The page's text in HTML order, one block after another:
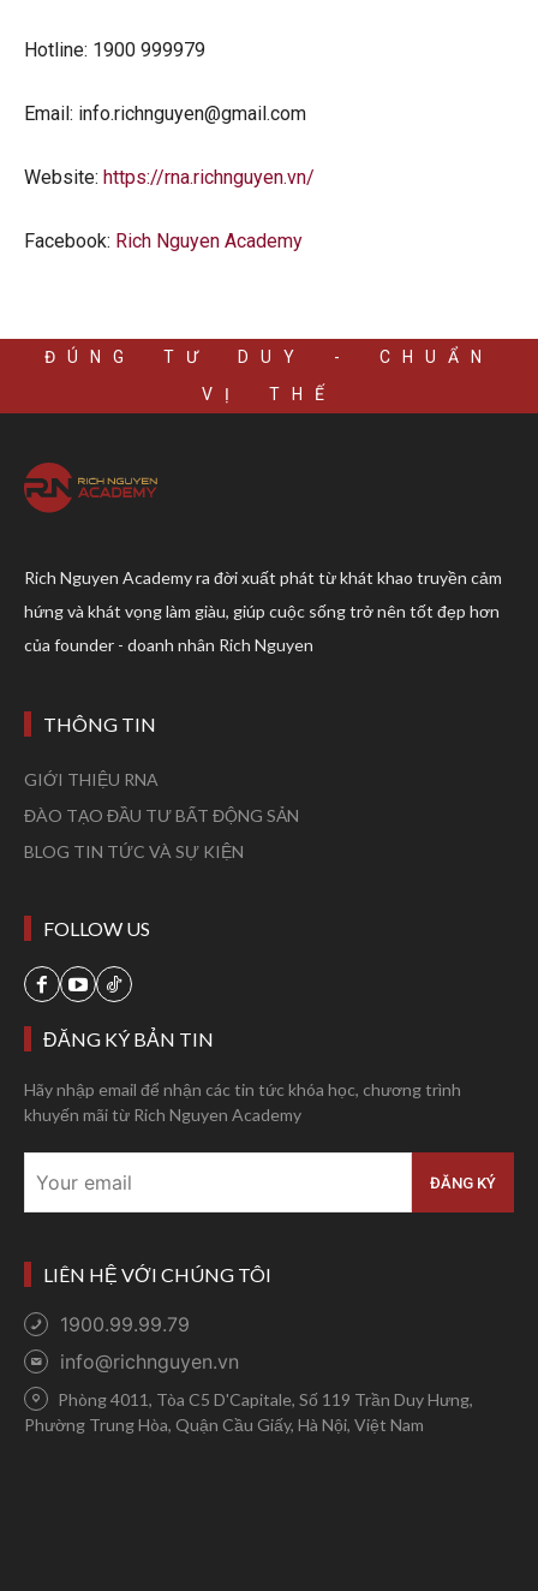
Hotline: 1900 999979
Email: info.richnguyen@gmail.com
Website: https://rna.richnguyen.vn/
Facebook: Rich Nguyen Academy
ĐÚNG TƯ DUY - CHUẨN
VỊ THẾ
Rich Nguyen Academy ra đời xuất phát từ khát khao truyền cảm
hứng và khát vọng làm giàu, giúp cuộc sống trở nên tốt đẹp hơn
của founder - doanh nhân Rich Nguyen
THÔNG TIN
GIỚI THIỆU RNA
ĐÀO TẠO ĐẦU TƯ BẤT ĐỘNG SẢN
BLOG TIN TỨC VÀ SỰ KIỆN
FOLLOW US
ĐĂNG KÝ BẢN TIN
Hãy nhập email để nhận các tin tức khóa học, chương trình
khuyến mãi từ Rich Nguyen Academy
LIÊN HỆ VỚI CHÚNG TÔI
1900.99.99.79
info@richnguyen.vn
Phòng 4011, Tòa C5 D'Capitale, Số 119 Trần Duy Hưng,
Phường Trung Hòa, Quận Cầu Giấy, Hà Nội, Việt Nam